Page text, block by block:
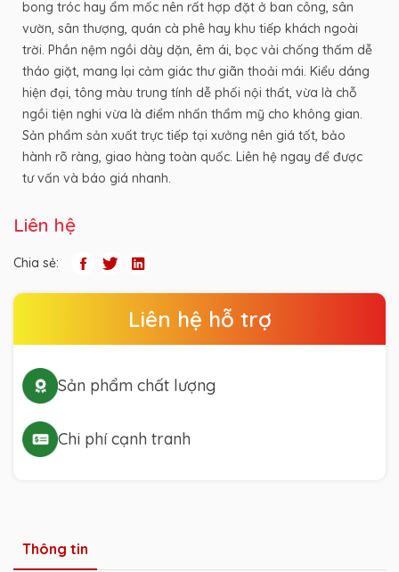
bong tróc hay ẩm mốc nên rất hợp đặt ở ban công, sân
vườn, sân thượng, quán cà phê hay khu tiếp khách ngoài
trời. Phần nệm ngồi dày dặn, êm ái, bọc vải chống thấm dễ
tháo giặt, mang lại cảm giác thư giãn thoải mái. Kiểu dáng
hiện đại, tông màu trung tính dễ phối nội thất, vừa là chỗ
ngồi tiện nghi vừa là điểm nhấn thẩm mỹ cho không gian.
Sản phẩm sản xuất trực tiếp tại xưởng nên giá tốt, bảo
hành rõ ràng, giao hàng toàn quốc. Liên hệ ngay để được
tư vấn và báo giá nhanh.
Liên hệ
Chia sẻ:
Liên hệ hỗ trợ
Sản phẩm chất lượng
Chi phí cạnh tranh
Thông tin